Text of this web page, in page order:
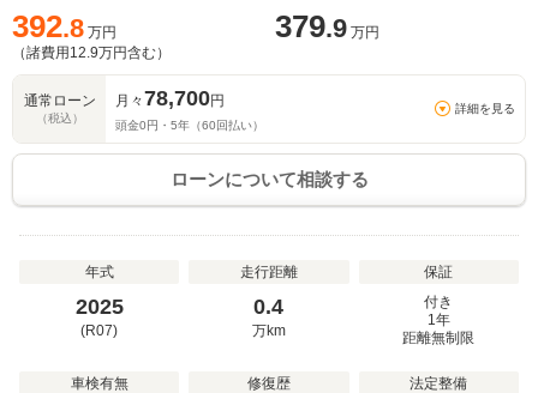
392.8 万円
（諸費用 12.9万円含む）
379.9 万円
通常ローン
（税込）
月々78,700円
頭金0円・ 5年（60 回払い）
詳細を見る
ローンについて相談する
年式
2025
(R07)
走行距離
0.4
万km
保証
付き
1年
距離無制限
車検有無
修復歴
法定整備